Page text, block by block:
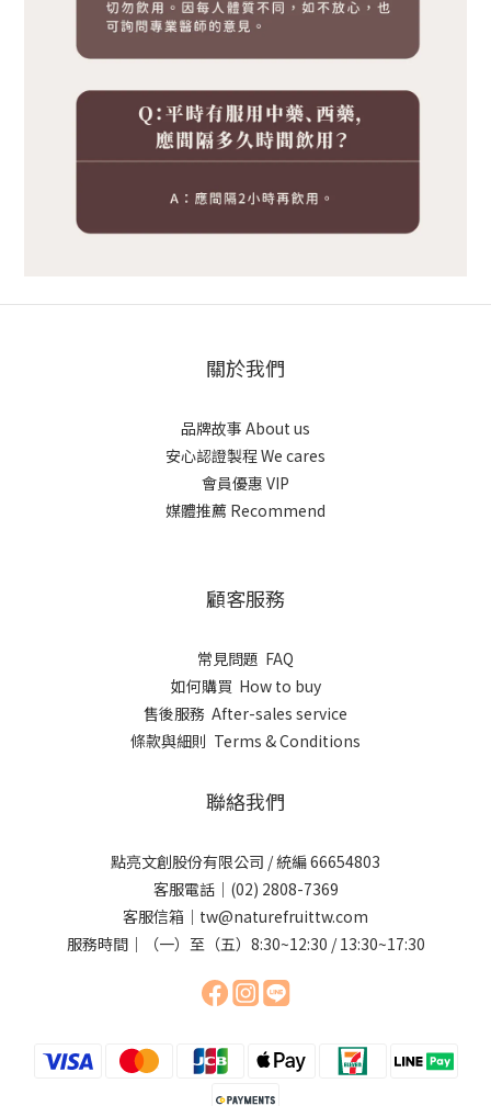
關於我們
品牌故事 About us
安心認證製程 We cares
會員優惠 VIP
媒體推薦 Recommend
顧客服務
常見問題 FAQ
如何購買 How to buy
售後服務 After-sales service
條款與細則 Terms & Conditions
聯絡我們
點亮文創股份有限公司 / 統編 66654803
客服電話｜(02) 2808-7369
客服信箱｜tw@naturefruittw.com
服務時間｜（一）至（五）8:30~12:30 / 13:30~17:30